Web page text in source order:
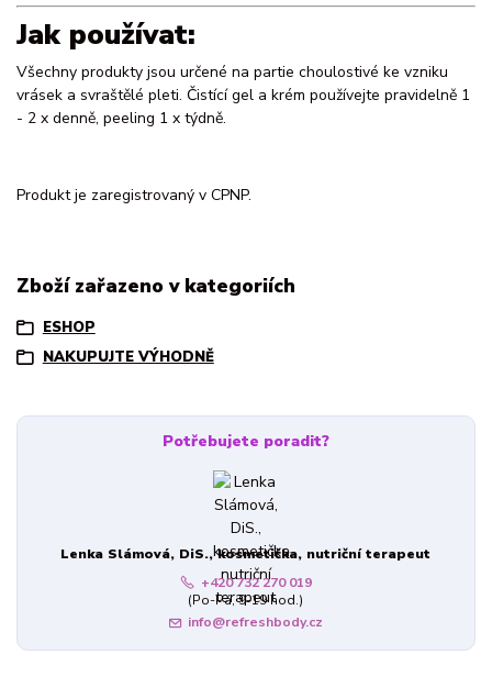
Jak používat:
Všechny produkty jsou určené na partie choulostivé ke vzniku
vrásek a svraštělé pleti. Čistící gel a krém používejte pravidelně 1
- 2 x denně, peeling 1 x týdně.
Produkt je zaregistrovaný v CPNP.
Zboží zařazeno v kategoriích
ESHOP
NAKUPUJTE VÝHODNĚ
Potřebujete poradit?
Lenka Slámová, DiS., kosmetička, nutriční terapeut
+420 732 270 019
(Po-Pá, 9-19 hod.)
info@refreshbody.cz